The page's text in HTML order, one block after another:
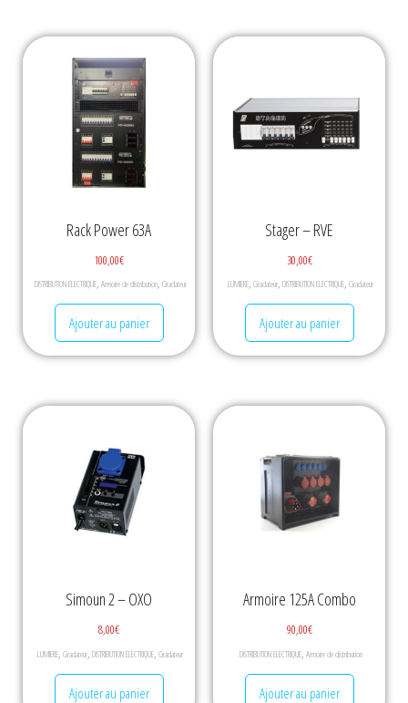
Rack Power 63A
100,00€
DISTRIBUTION ELECTRIQUE, Armoire de distribution, Gradateur
Ajouter au panier
Stager – RVE
30,00€
LUMIERE, Gradateur, DISTRIBUTION ELECTRIQUE, Gradateur
Ajouter au panier
Simoun 2 – OXO
8,00€
LUMIERE, Gradateur, DISTRIBUTION ELECTRIQUE, Gradateur
Ajouter au panier
Armoire 125A Combo
90,00€
DISTRIBUTION ELECTRIQUE, Armoire de distribution
Ajouter au panier